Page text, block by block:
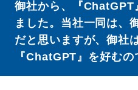
御社から、『ChatGPT
ました。当社一同は、
だと思いますが、御社
『ChatGPT』を好むの